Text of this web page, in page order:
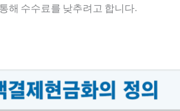
해 수수료를 낮추려고 합니다.